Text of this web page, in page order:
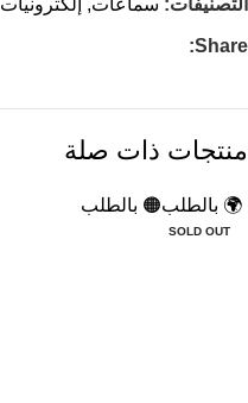
Share:
منتجات ذات صلة
🌍 بالطلب🟠 بالطلب
SOLD OUT